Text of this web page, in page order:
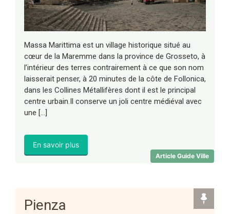
Article Guide Ville
Massa Marittima est un village historique situé au
cœur de la Maremme dans la province de Grosseto, à
l’intérieur des terres contrairement à ce que son nom
laisserait penser, à 20 minutes de la côte de Follonica,
dans les Collines Métallifères dont il est le principal
centre urbain.Il conserve un joli centre médiéval avec
une […]
En savoir plus
Pienza